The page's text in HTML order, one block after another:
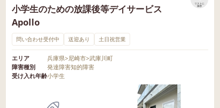
小学生のための放課後等デイサービス
Apollo
リストに
保存
問い合わせ受付中 送迎あり 土日祝営業
エリア 兵庫県>尼崎市>武庫川町
障害種別
発達障害知的障害
受け入れ年齢小学生